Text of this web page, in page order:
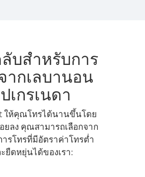
บสำหรับการ
ากเลบานอน
เกรเนดา
ให้คุณโทรได้นานขึ้นโดย
ยลง คุณสามารถเลือกจาก
ารโทรที่มีอัตราค่าโทรต่ำ
ยืดหยุ่นได้ของเรา: